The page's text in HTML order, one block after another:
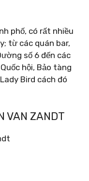
phố, có rất nhiều
từ các quán bar,
số 6 đến các
hội, Bảo tàng
Bird cách đó
VAN ZANDT